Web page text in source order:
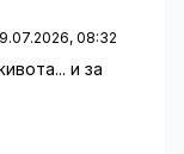
08:32
и за